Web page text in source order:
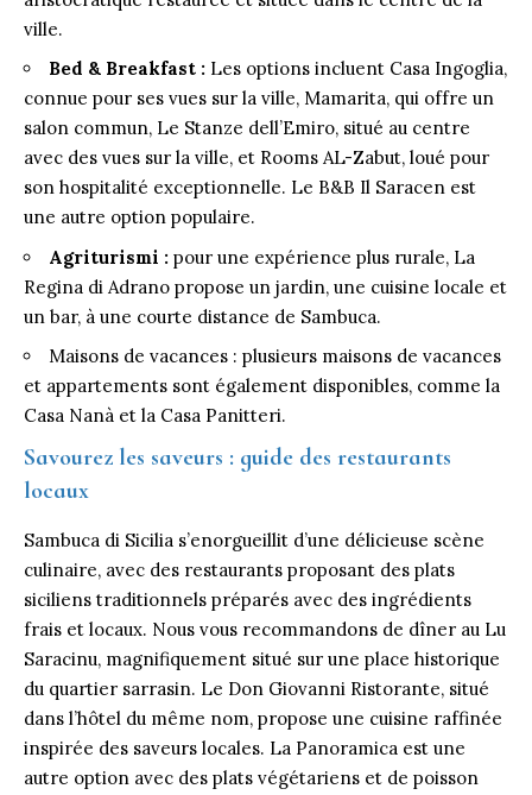
ville.
Bed & Breakfast : Les options incluent Casa Ingoglia,
connue pour ses vues sur la ville, Mamarita, qui offre un
salon commun, Le Stanze dell’Emiro, situé au centre
avec des vues sur la ville, et Rooms AL-Zabut, loué pour
son hospitalité exceptionnelle. Le B&B Il Saracen est
une autre option populaire.
Agriturismi : pour une expérience plus rurale, La
Regina di Adrano propose un jardin, une cuisine locale et
un bar, à une courte distance de Sambuca.
Maisons de vacances : plusieurs maisons de vacances
et appartements sont également disponibles, comme la
Casa Nanà et la Casa Panitteri.
Savourez les saveurs : guide des restaurants
locaux
Sambuca di Sicilia s’enorgueillit d’une délicieuse scène
culinaire, avec des restaurants proposant des plats
siciliens traditionnels préparés avec des ingrédients
frais et locaux. Nous vous recommandons de dîner au Lu
Saracinu, magnifiquement situé sur une place historique
du quartier sarrasin. Le Don Giovanni Ristorante, situé
dans l’hôtel du même nom, propose une cuisine raffinée
inspirée des saveurs locales. La Panoramica est une
autre option avec des plats végétariens et de poisson